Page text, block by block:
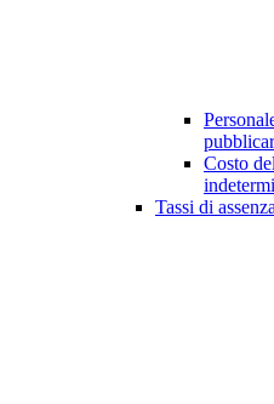
Costo
Tassi di assenza